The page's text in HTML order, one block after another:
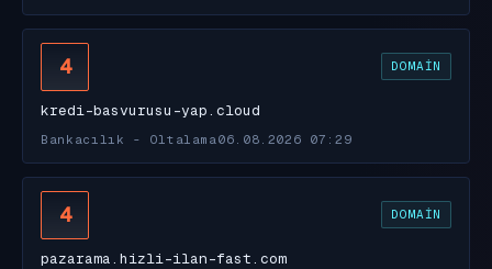
4 DOMAIN
kredi-basvurusu-yap.cloud
Bankacılık - Oltalama 06.08.2026 07:29
4 DOMAIN
pazarama.hizli-ilan-fast.com